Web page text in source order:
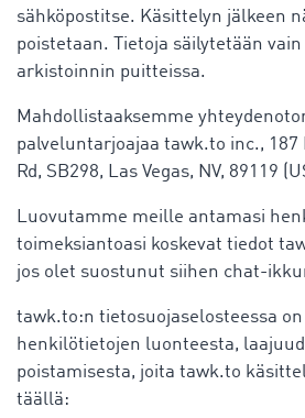
sähköpostitse. Käsittelyn jälkeen
poistetaan. Tietoja säilytetään
arkistoinnin puitteissa.
Mahdollistaaksemme
palveluntarjoajaa tawk.to inc., 187
Rd, SB298, Las Vegas, NV, 89119
Luovutamme meille antamasi
toimeksiantoasi koskevat tiedot
jos olet suostunut siihen chat-
tawk.to:n tietosuojaselosteessa
henkilötietojen luonteesta,
poistamisesta, joita tawk.to
täällä: